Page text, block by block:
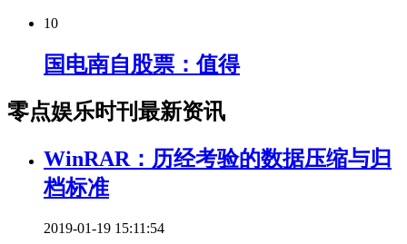
10
国电南自股票：值得
零点娱乐时刊最新资讯
WinRAR：历经考验的数据压缩与归
档标准
2019-01-19 15:11:54